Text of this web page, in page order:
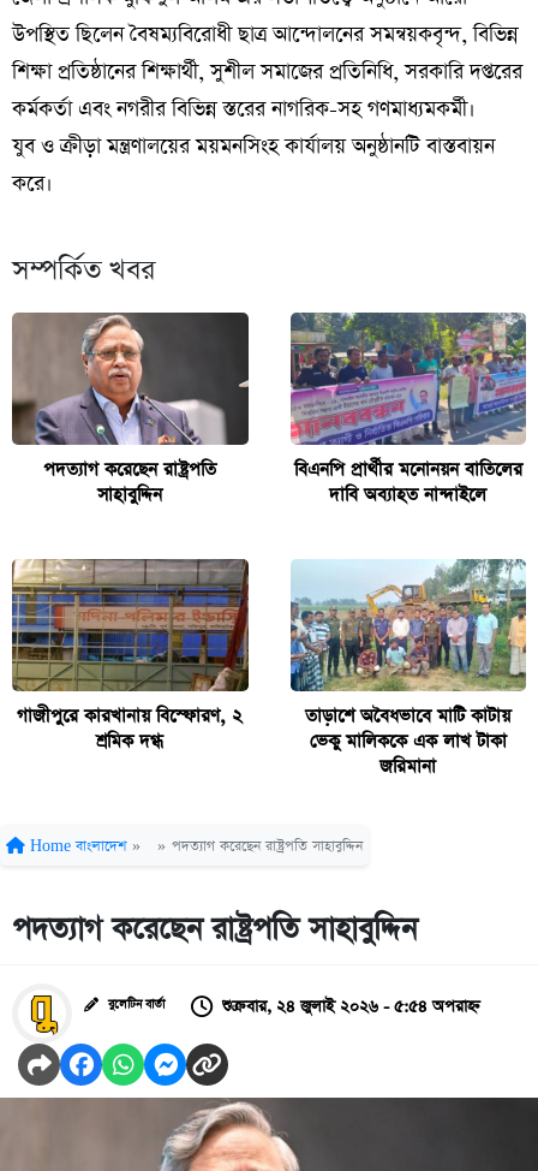
উপস্থিত ছিলেন বৈষম্যবিরোধী ছাত্র আন্দোলনের সমন্বয়কবৃন্দ, বিভিন্ন
শিক্ষা প্রতিষ্ঠানের শিক্ষার্থী, সুশীল সমাজের প্রতিনিধি, সরকারি দপ্তরের
কর্মকর্তা এবং নগরীর বিভিন্ন স্তরের নাগরিক-সহ গণমাধ্যমকর্মী।
যুব ও ক্রীড়া মন্ত্রণালয়ের ময়মনসিংহ কার্যালয় অনুষ্ঠানটি বাস্তবায়ন
করে।
সম্পর্কিত খবর
পদত্যাগ করেছেন রাষ্ট্রপতি
সাহাবুদ্দিন
বিএনপি প্রার্থীর মনোনয়ন বাতিলের
দাবি অব্যাহত নান্দাইলে
গাজীপুরে কারখানায় বিস্ফোরণ, ২
শ্রমিক দগ্ধ
তাড়াশে অবৈধভাবে মাটি কাটায়
ভেকু মালিককে এক লাখ টাকা
জরিমানা
Home বাংলাদেশ » » পদত্যাগ করেছেন রাষ্ট্রপতি সাহাবুদ্দিন
পদত্যাগ করেছেন রাষ্ট্রপতি সাহাবুদ্দিন
বুলেটিন বার্তা শুক্রবার, ২৪ জুলাই ২০২৬ - ৫:৫৪ অপরাহ্ন